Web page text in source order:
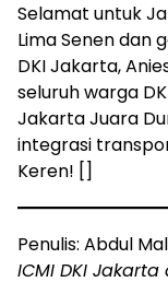
Selamat untuk
Lima Senen dan
DKI Jakarta,
seluruh warga
Jakarta Juara
integrasi
Keren! []
Penulis: Abdul
ICMI DKI